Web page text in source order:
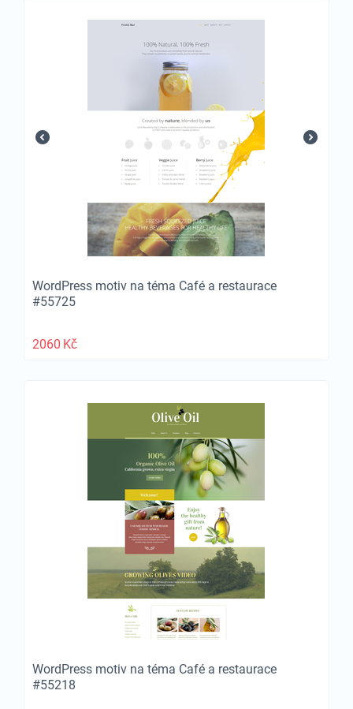
WordPress motiv na téma Café a restaurace
#55725
2060 Kč
WordPress motiv na téma Café a restaurace
#55218